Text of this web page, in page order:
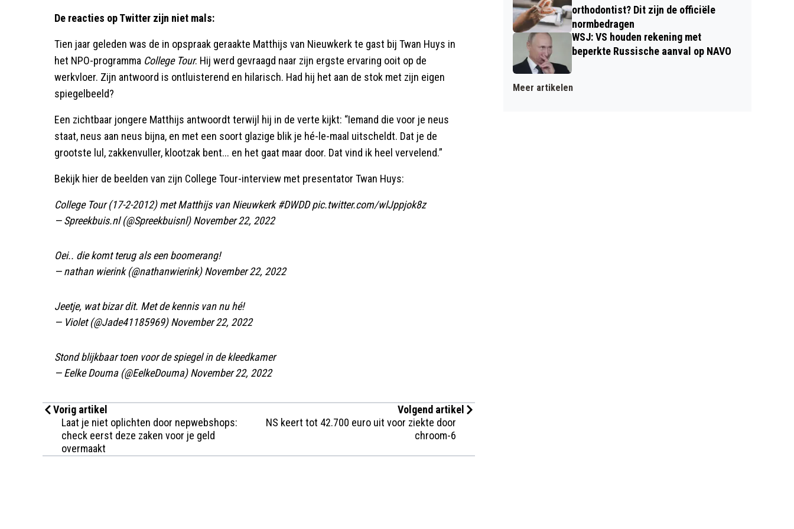
De reacties op Twitter zijn niet mals:
Tien jaar geleden was de in opspraak geraakte Matthijs van Nieuwkerk te gast bij Twan Huys in
het NPO-programma College Tour. Hij werd gevraagd naar zijn ergste ervaring ooit op de
werkvloer. Zijn antwoord is ontluisterend en hilarisch. Had hij het aan de stok met zijn eigen
spiegelbeeld?
Een zichtbaar jongere Matthijs antwoordt terwijl hij in de verte kijkt: “Iemand die voor je neus
staat, neus aan neus bijna, en met een soort glazige blik je hé-le-maal uitscheldt. Dat je de
grootste lul, zakkenvuller, klootzak bent... en het gaat maar door. Dat vind ik heel vervelend.”
Bekijk hier de beelden van zijn College Tour-interview met presentator Twan Huys:
College Tour (17-2-2012) met Matthijs van Nieuwkerk#DWDD pic.twitter.com/wlJppjok8z
— Spreekbuis.nl (@Spreekbuisnl)November 22, 2022
Oei.. die komt terug als een boomerang!
— nathan wierink (@nathanwierink)November 22, 2022
Jeetje, wat bizar dit. Met de kennis van nu hé!
— Violet (@Jade41185969)November 22, 2022
Stond blijkbaar toen voor de spiegel in de kleedkamer
— Eelke Douma (@EelkeDouma)November 22, 2022
Vorig artikel
Laat je niet oplichten door nepwebshops:
check eerst deze zaken voor je geld
overmaakt
Volgend artikel
NS keert tot 42.700 euro uit voor ziekte door
chroom-6
orthodontist? Dit zijn de officiële
normbedragen
WSJ: VS houden rekening met
beperkte Russische aanval op NAVO
Meer artikelen